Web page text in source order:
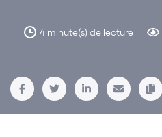
4 minute(s) de lecture